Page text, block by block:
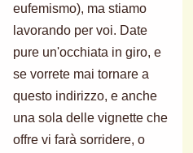
eufemismo), ma stiamo
lavorando per voi. Date
pure un'occhiata in giro, e
se vorrete mai tornare a
questo indirizzo, e anche
una sola delle vignette che
offre vi farà sorridere, o